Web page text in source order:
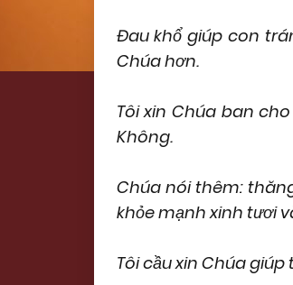
Đau khổ giúp con
Chúa hơn.
Tôi xin Chúa ban
Không.
Chúa nói thêm:
khỏe mạnh xinh tươi
Tôi cầu xin Chúa